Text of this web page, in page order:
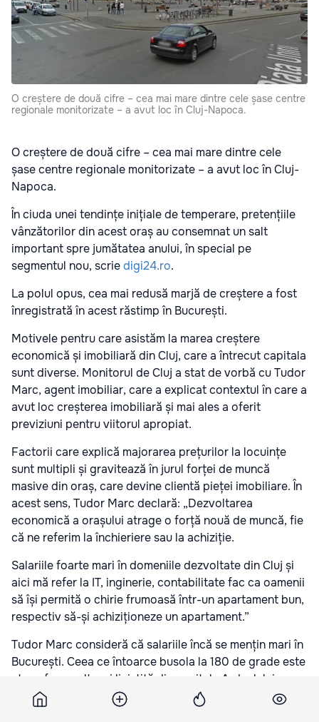
O creștere de două cifre – cea mai mare dintre cele șase centre
regionale monitorizate – a avut loc în Cluj-Napoca.
O creștere de două cifre – cea mai mare dintre cele
șase centre regionale monitorizate – a avut loc în Cluj-
Napoca.
În ciuda unei tendințe inițiale de temperare, pretențiile
vânzătorilor din acest oraș au consemnat un salt
important spre jumătatea anului, în special pe
segmentul nou, scriedigi24.ro.
La polul opus, cea mai redusă marjă de creștere a fost
înregistrată în acest răstimp în București.
Motivele pentru care asistăm la marea creștere
economică și imobiliară din Cluj, care a întrecut capitala
sunt diverse. Monitorul de Cluj a stat de vorbă cu Tudor
Marc, agent imobiliar, care a explicat contextul în care a
avut loc creșterea imobiliară și mai ales a oferit
previziuni pentru viitorul apropiat.
Factorii care explică majorarea prețurilor la locuințe
sunt multipli și gravitează în jurul forței de muncă
masive din oraș, care devine clientă pieței imobiliare. În
acest sens, Tudor Marc declară: „Dezvoltarea
economică a orașului atrage o forță nouă de muncă, fie
că ne referim la închieriere sau la achiziție.
Salariile foarte mari în domeniile dezvoltate din Cluj și
aici mă refer la IT, inginerie, contabilitate fac ca oamenii
să își permită o chirie frumoasă într-un apartament bun,
respectiv să-și achiziționeze un apartament.”
Tudor Marc consideră că salariile încă se mențin mari în
București. Ceea ce întoarce busola la 180 de grade este
atmosfera mult mai liniștită din capitala Ardealului.
„Prețurile imobiliare din Cluj sunt mai mari decât cele